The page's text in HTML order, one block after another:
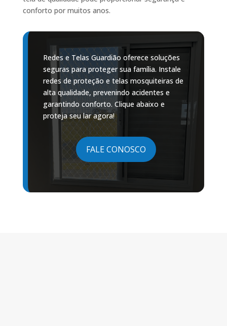
conforto por muitos anos.
Redes e Telas Guardião oferece soluções
seguras para proteger sua família. Instale
redes de proteção e telas mosquiteiras de
alta qualidade, prevenindo acidentes e
garantindo conforto. Clique abaixo e
proteja seu lar agora!
FALE CONOSCO